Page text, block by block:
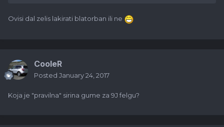
Ovisi dal zelis lakirati blatorban ili ne
CooleR
Posted January 24, 2017
Koja je "pravilna" sirina gume za 9J felgu?